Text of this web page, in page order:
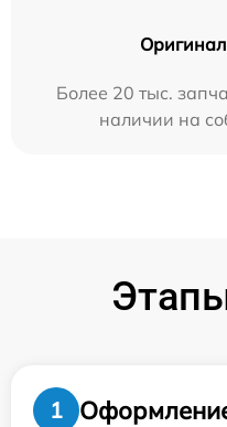
Более 20 тыс.
наличии на
1